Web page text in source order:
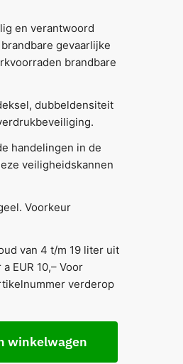
en verantwoord
gevaarlijke
brandbare
dubbeldensiteit
handelingen in de
veiligheidskannen
Voorkeur
van 4 t/m 19 liter uit
EUR 10,– Voor
verderop
winkelwagen